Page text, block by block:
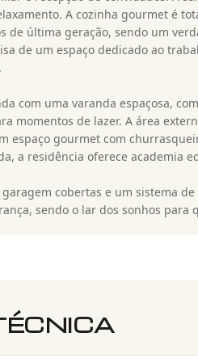
A cozinha gourmet é
de última geração, sendo um
de um espaço dedicado ao
com uma varanda espaçosa,
momentos de lazer. A área
espaço gourmet com
a residência oferece academia
garagem cobertas e um sistema
sendo o lar dos sonhos